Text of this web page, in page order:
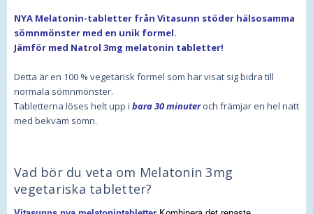
NYA Melatonin-tabletter från Vitasunn stöder hälsosamma
sömnmönster med en unik formel.
Jämför med Natrol 3mg melatonin tabletter!
Detta är en 100 % vegetarisk formel som har visat sig bidra till
normala sömnmönster.
Tabletterna löses helt upp i bara 30 minuteroch främjar en hel natt
med bekväm sömn.
Vad bör du veta om Melatonin 3mg
vegetariska tabletter?